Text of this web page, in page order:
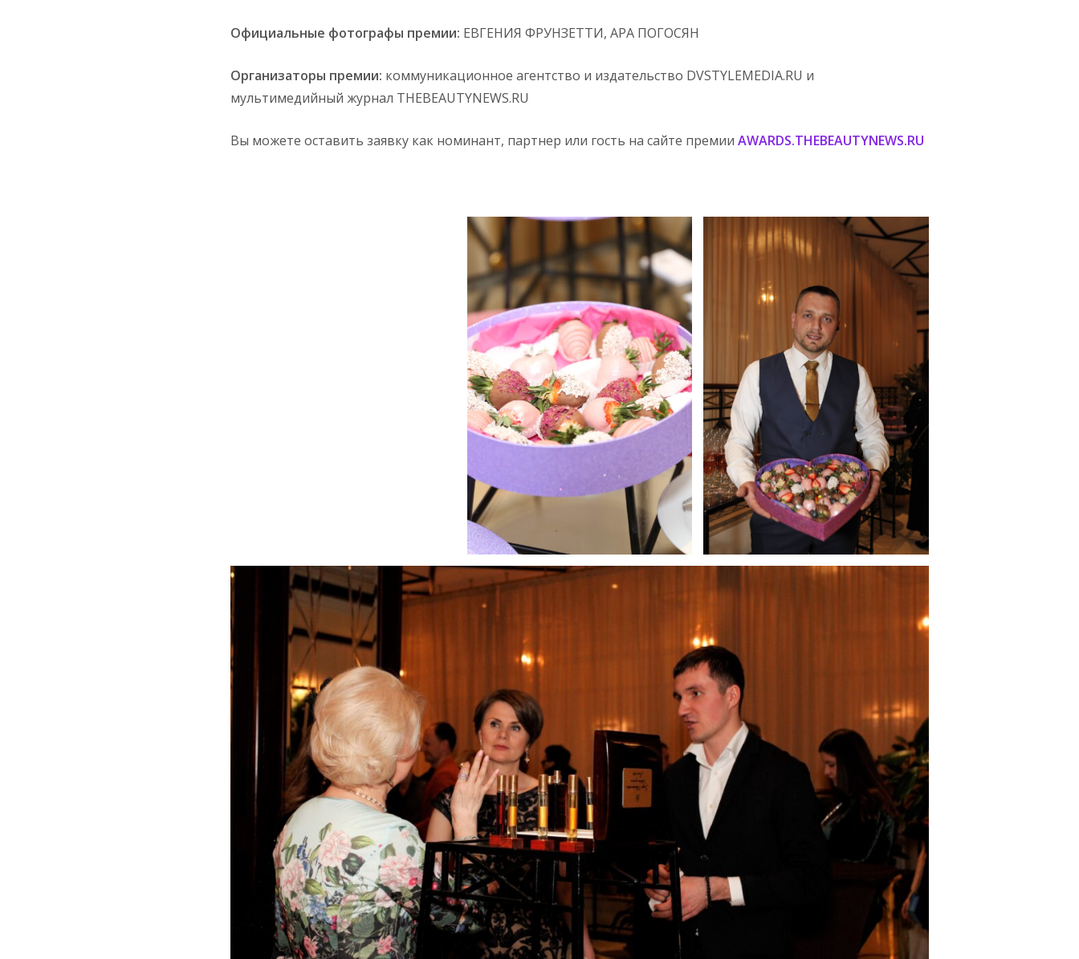
Официальные фотографы премии: ЕВГЕНИЯ ФРУНЗЕТТИ, АРА ПОГОСЯН
Организаторы премии: коммуникационное агентство и издательство DVSTYLEMEDIA.RU и
мультимедийный журнал THEBEAUTYNEWS.RU
Вы можете оставить заявку как номинант, партнер или гость на сайте премии AWARDS.THEBEAUTYNEWS.RU